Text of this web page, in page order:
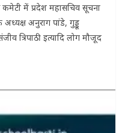
कमेटी में प्रदेश महासचिव सूचना
अध्यक्ष अनुराग पांडे, गुड्डू
त्रिपाठी इत्यादि लोग मौजूद